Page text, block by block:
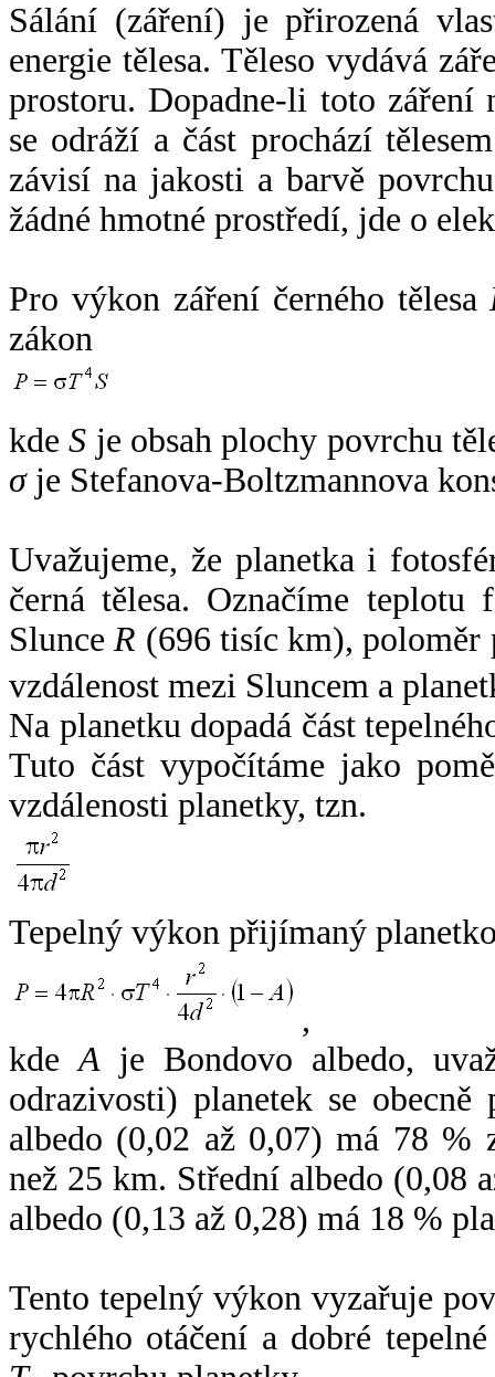
Sálání (záření) je přirozená
energie tělesa. Těleso vydává
prostoru. Dopadne-li toto záření
se odráží a část prochází
závisí na jakosti a barvě
žádné hmotné prostředí, jde o
Pro výkon záření černého tělesa
zákon
kdeS je obsah plochy povrchu
σje Stefanova-Boltzmannova
Uvažujeme, že planetka i
černá tělesa. Označíme
SlunceR (696 tisíc km),
vzdálenost mezi Sluncem a
Na planetku dopadá část
Tuto část vypočítáme jako
vzdálenosti planetky, tzn.
Tepelný výkon přijímaný
,
kdeA je Bondovo albedo,
odrazivosti) planetek se
albedo (0,02 až 0,07) má 78 %
než 25 km. Střední albedo (0,08
albedo (0,13 až 0,28) má 18 %
Tento tepelný výkon vyzařuje
rychlého otáčení a dobré